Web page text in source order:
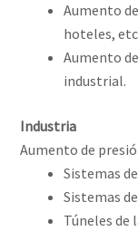
Aumento
hoteles,
Aumento
industrial.
Industria
Aumento de
Sistemas
Sistemas
Túneles de